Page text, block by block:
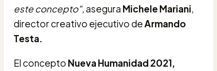
este concepto", asegura Michele Mariani,
director creativo ejecutivo deArmando
Testa.
El concepto Nueva Humanidad 2021,